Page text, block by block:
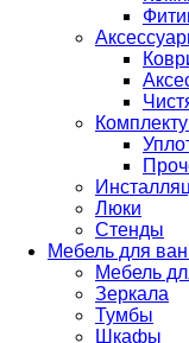
Люки
Стенды
Мебель для
Мебель
Зеркала
Тумбы
Шкафы